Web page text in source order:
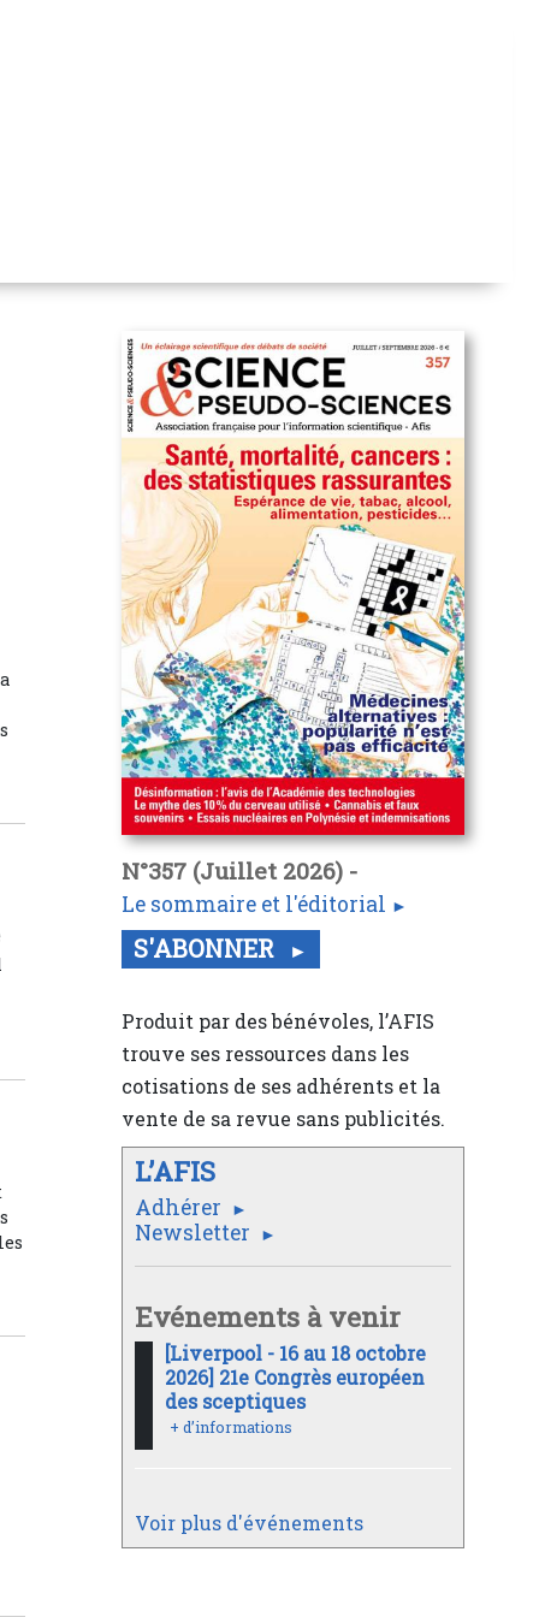
N°357 (Juillet 2026) -
Le sommaire et l'éditorial
S'ABONNER
Produit par des bénévoles, l’AFIS
trouve ses ressources dans les
cotisations de ses adhérents et la
vente de sa revue sans publicités.
L’AFIS
Adhérer
Newsletter
Evénements à venir
[Liverpool - 16 au 18 octobre
2026] 21e Congrès européen
des sceptiques
+ d’informations
Voir plus d'événements